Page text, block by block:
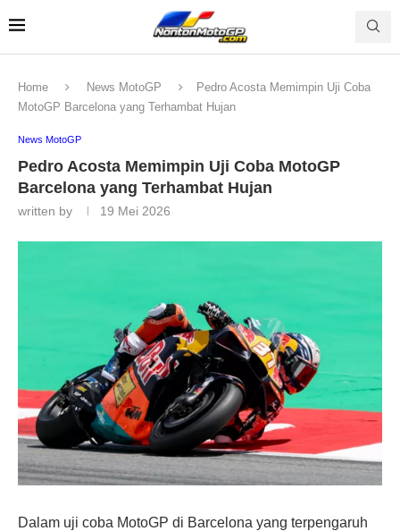
Home News MotoGP
Pedro Acosta Memimpin Uji Coba
MotoGP Barcelona yang Terhambat Hujan
News MotoGP
Pedro Acosta Memimpin Uji Coba MotoGP
Barcelona yang Terhambat Hujan
written by 19 Mei 2026
Dalam uji coba MotoGP di Barcelona yang terpengaruh